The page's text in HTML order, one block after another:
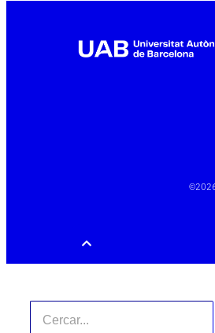
©